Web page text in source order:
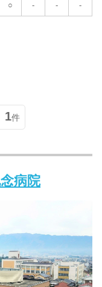
○ - - -
1件
病院